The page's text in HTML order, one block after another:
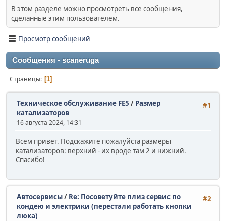
В этом разделе можно просмотреть все сообщения,
сделанные этим пользователем.
Просмотр сообщений
Сообщения - scaneruga
Страницы 1
#1
Техническое обслуживание FE5 / Размер
катализаторов
16 августа 2024, 14:31
Всем привет. Подскажите пожалуйста размеры
катализаторов: верхний - их вроде там 2 и нижний.
Спасибо!
#2
Автосервисы/ Re: Посоветуйте плиз сервис по
кондею и электрики (перестали работать кнопки
люка)